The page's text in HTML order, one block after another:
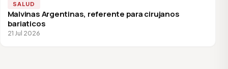
SALUD
Malvinas Argentinas, referente para cirujanos
bariaticos
21 Jul 2026